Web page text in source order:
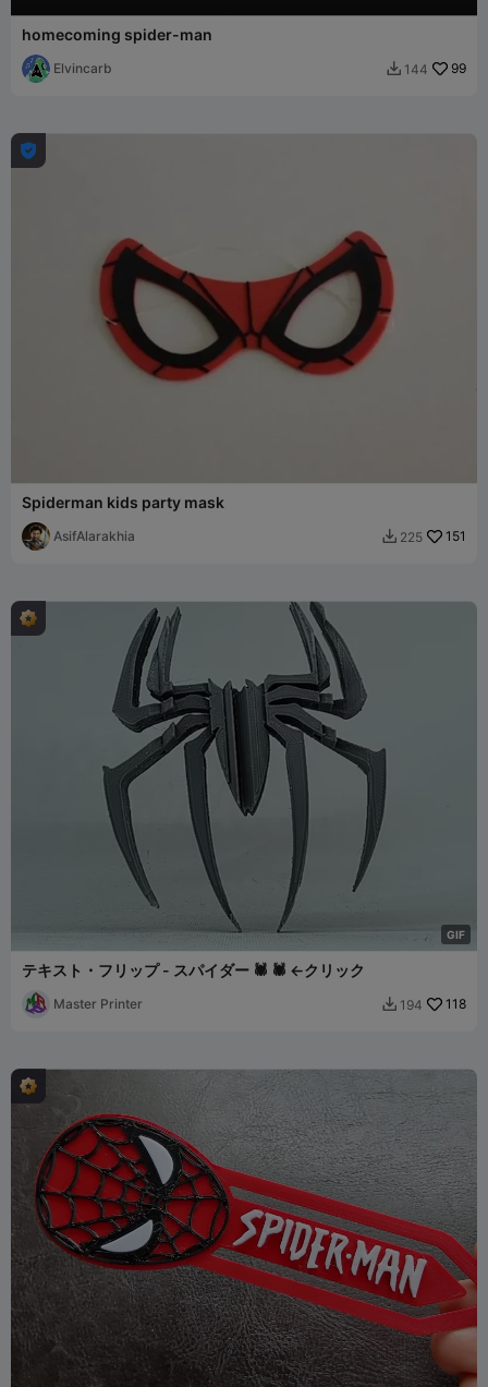
homecoming spider-man
Elvincarb  144 99

Spiderman kids party mask
AsifAlarakhia  225 151
GIF
テキスト・フリップ - スパイダー 🕷 🕷 ←クリック
Master Printer  194 118